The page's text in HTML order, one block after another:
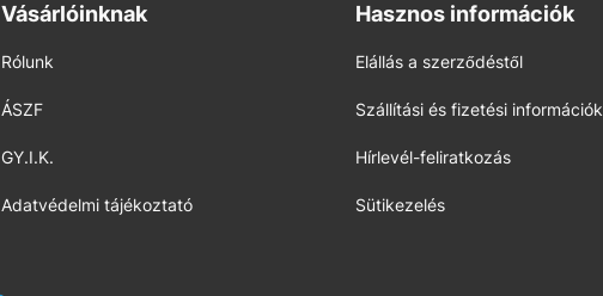
Vásárlóinknak
Rólunk
ÁSZF
GY.I.K.
Adatvédelmi tájékoztató
Hasznos információk
Elállás a szerződéstől
Szállítási és fizetési információk
Hírlevél-feliratkozás
Sütikezelés